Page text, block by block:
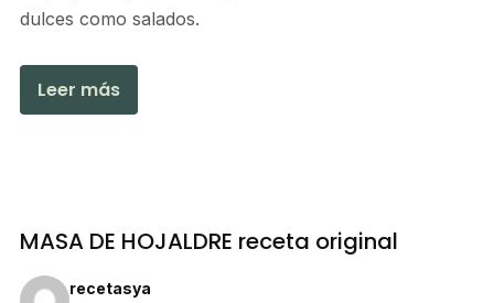
dulces como salados.
Leer más
MASA DE HOJALDRE receta original
recetasya